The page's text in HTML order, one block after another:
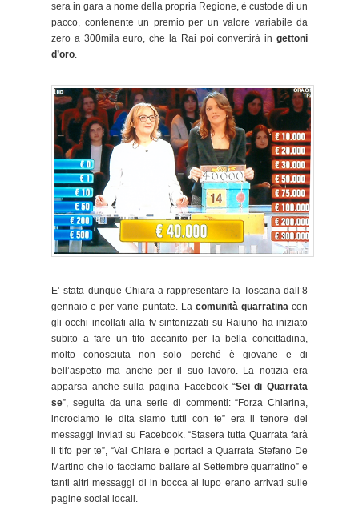
sera in gara a nome della propria Regione, è custode di un
pacco, contenente un premio per un valore variabile da
zero a 300mila euro, che la Rai poi convertirà in gettoni
d’oro.
E’ stata dunque Chiara a rappresentare la Toscana dall’8
gennaio e per varie puntate. La comunità quarratina con
gli occhi incollati alla tv sintonizzati su Raiuno ha iniziato
subito a fare un tifo accanito per la bella concittadina,
molto conosciuta non solo perché è giovane e di
bell’aspetto ma anche per il suo lavoro. La notizia era
apparsa anche sulla pagina Facebook “Sei di Quarrata
se”, seguita da una serie di commenti: “Forza Chiarina,
incrociamo le dita siamo tutti con te” era il tenore dei
messaggi inviati su Facebook. “Stasera tutta Quarrata farà
il tifo per te”, “Vai Chiara e portaci a Quarrata Stefano De
Martino che lo facciamo ballare al Settembre quarratino” e
tanti altri messaggi di in bocca al lupo erano arrivati sulle
pagine social locali.